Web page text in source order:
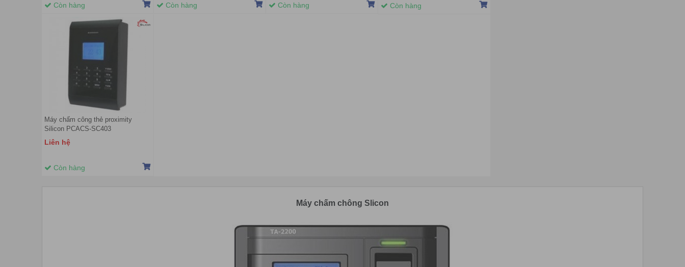
Còn hàng Còn hàng Còn hàng Còn hàng
Máy chấm công thẻ proximity
Silicon PCACS-SC403
Liên hệ
Còn hàng
Máy chấm chông Slicon